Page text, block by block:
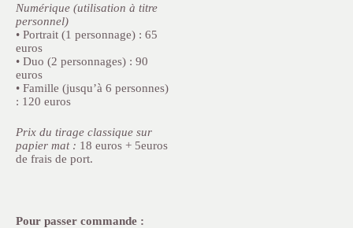
Numérique (utilisation à titre
personnel)
• Portrait (1 personnage) : 65
euros
• Duo (2 personnages) : 90
euros
• Famille (jusqu’à 6 personnes)
: 120 euros
Prix du tirage classique sur
papier mat : 18 euros + 5euros
de frais de port.
Pour passer commande :